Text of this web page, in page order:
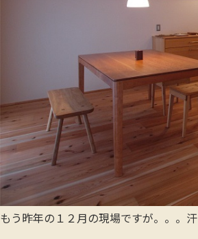
もう昨年の１２月の現場ですが。。。汗